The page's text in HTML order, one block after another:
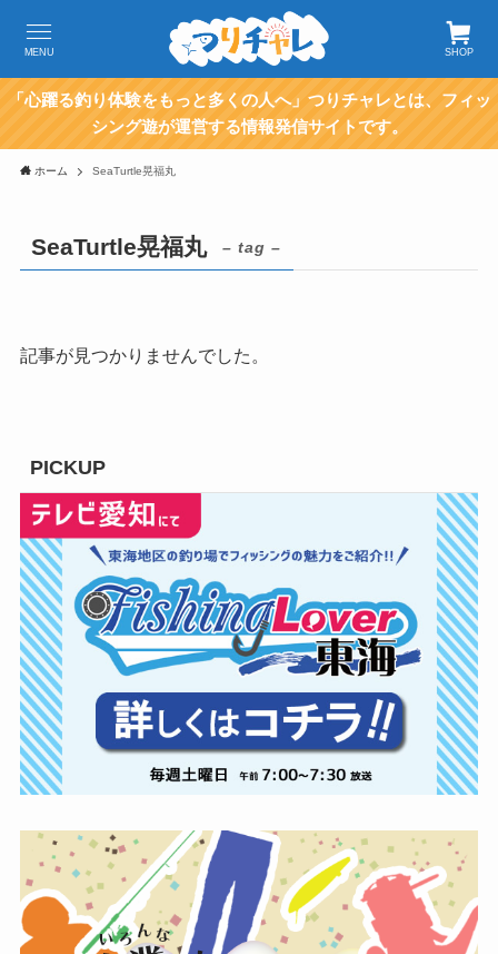
SHOP
MENU
「心躍る釣り体験をもっと多くの人へ」つりチャレとは、フィッ
シング遊が運営する情報発信サイトです。
ホーム SeaTurtle晃福丸
SeaTurtle晃福丸 – tag –
記事が見つかりませんでした。
PICKUP